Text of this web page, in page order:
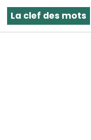
La clef des mots